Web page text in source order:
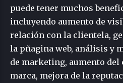
puede tener muchos
incluyendo aumento de
relación con la clientela,
la pñagina web, análisis y
de marketing, aumento
marca, mejora de la